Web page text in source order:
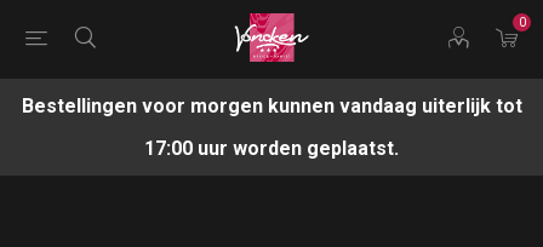
0
Bestellingen voor morgen kunnen vandaag uiterlijk tot
17:00 uur worden geplaatst.